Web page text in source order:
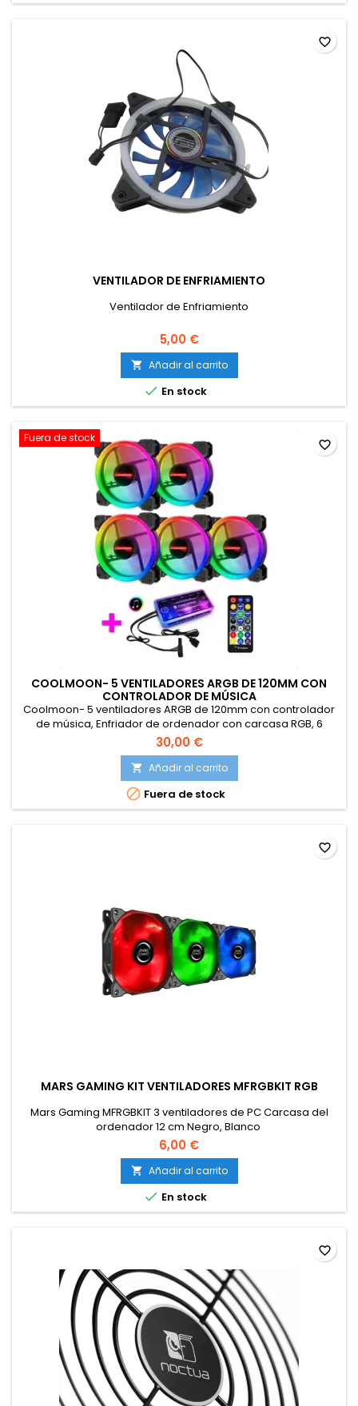
VENTILADOR DE ENFRIAMIENTO
Ventilador de Enfriamiento
5,00 €
 Añadir al carrito
 En stock
favorite_border
Fuera de stock
COOLMOON- 5 VENTILADORES ARGB DE 120MM CON
CONTROLADOR DE MÚSICA
Coolmoon- 5 ventiladores ARGB de 120mm con controlador
de música, Enfriador de ordenador con carcasa RGB, 6
pines, compatible con AURA SYNC
30,00 €
 Añadir al carrito
 Fuera de stock
favorite_border
MARS GAMING KIT VENTILADORES MFRGBKIT RGB
Mars Gaming MFRGBKIT 3 ventiladores de PC Carcasa del
ordenador 12 cm Negro, Blanco
6,00 €
 Añadir al carrito
 En stock
favorite_border
favorite_border